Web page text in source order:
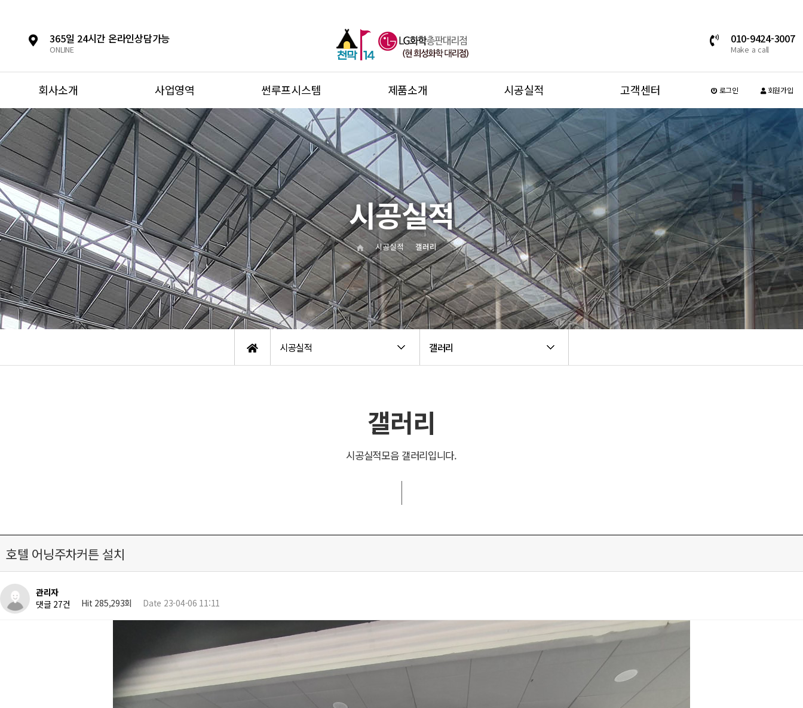
365일 24시간 온라인상담가능
ONLINE
010-9424-3007
Make a call
회사소개 사업영역 썬루프시스템 제품소개 시공실적 고객센터 로그인 회원가입
시공실적 갤러리
시공실적 갤러리
시공실적
갤러리
시공실적모음 갤러리입니다.
호텔 어닝주차커튼 설치
관리자
댓글 27건
Hit 285,293회 Date 23-04-06 11:11